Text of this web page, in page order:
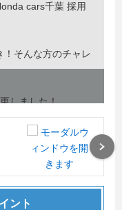
cars千葉 採用
そんな方のチャレ
しました！
しいです
気をしっかりお伝え
ンダディーラーな
ント